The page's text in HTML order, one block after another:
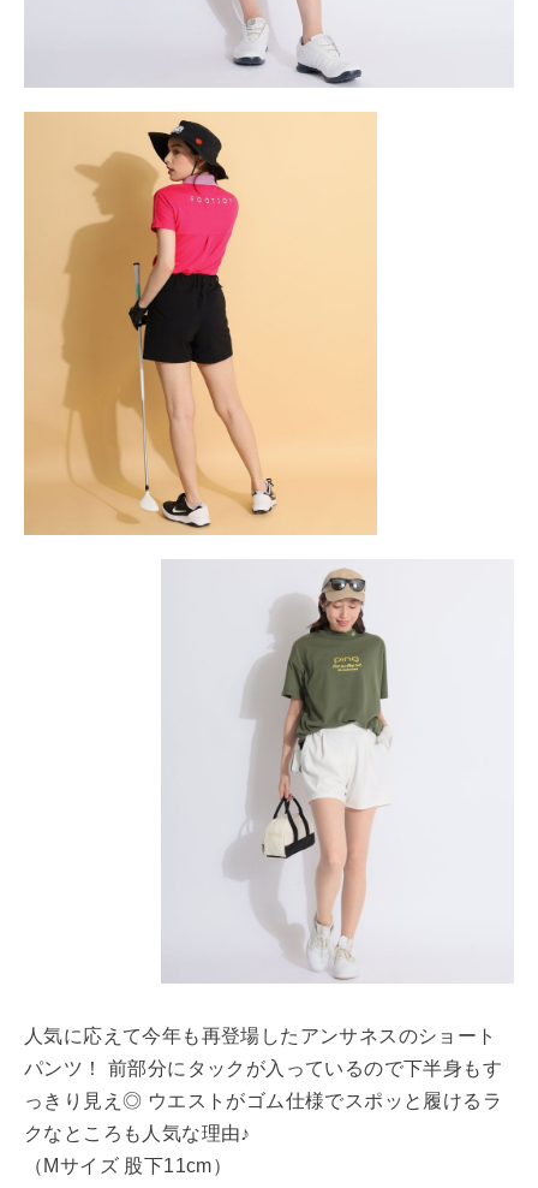
人気に応えて今年も再登場したアンサネスのショート
パンツ！ 前部分にタックが入っているので下半身もす
っきり見え◎ ウエストがゴム仕様でスポッと履けるラ
クなところも人気な理由♪
（Mサイズ 股下11cm）